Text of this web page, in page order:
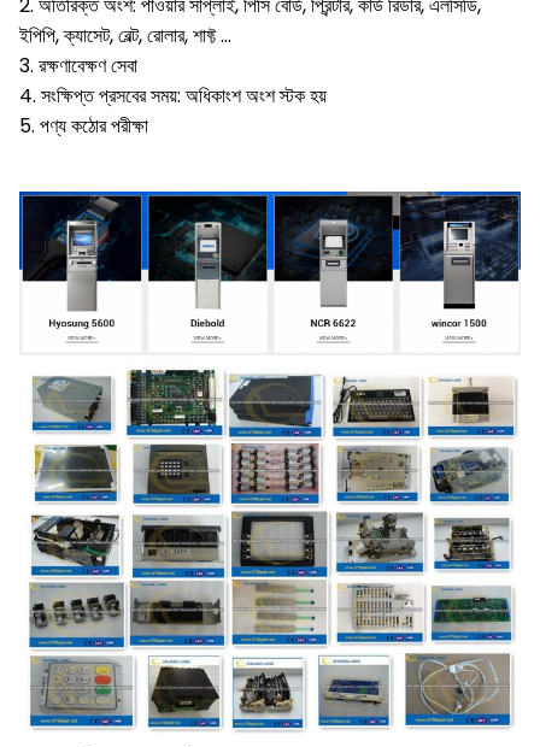
ইপিপি, ক্যাসেট, বেল্ট, রোলার, শাফ্ট ...
3. রক্ষণাবেক্ষণ সেবা
4. সংক্ষিপ্ত প্রসবের সময়: অধিকাংশ অংশ স্টক হয়
5. পণ্য কঠোর পরীক্ষা